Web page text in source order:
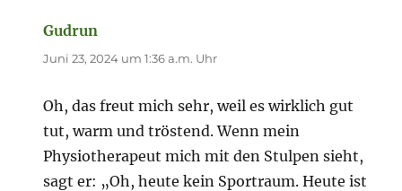
Gudrun
Juni 23, 2024 um 1:36 a.m. Uhr
Oh, das freut mich sehr, weil es wirklich gut
tut, warm und tröstend. Wenn mein
Physiotherapeut mich mit den Stulpen sieht,
sagt er: „Oh, heute kein Sportraum. Heute ist